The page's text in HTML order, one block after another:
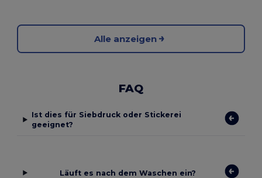
Alle anzeigen
FAQ
Ist dies für Siebdruck oder Stickerei
geeignet?
Läuft es nach dem Waschen ein?